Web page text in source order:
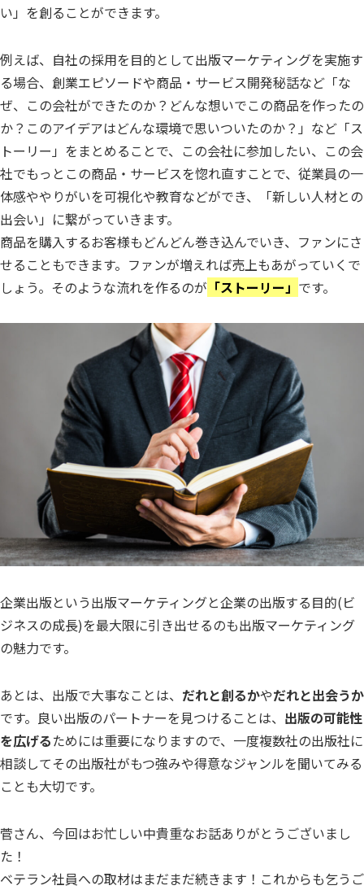
い」を創ることができます。
例えば、自社の採用を目的として出版マーケティングを実施す
る場合、創業エピソードや商品・サービス開発秘話など「な
ぜ、この会社ができたのか？どんな想いでこの商品を作ったの
か？このアイデアはどんな環境で思いついたのか？」など「ス
トーリー」をまとめることで、この会社に参加したい、この会
社でもっとこの商品・サービスを惚れ直すことで、従業員の一
体感ややりがいを可視化や教育などができ、「新しい人材との
出会い」に繋がっていきます。
商品を購入するお客様もどんどん巻き込んでいき、ファンにさ
せることもできます。ファンが増えれば売上もあがっていくで
しょう。そのような流れを作るのが 「ストーリー」 です。
企業出版という出版マーケティングと企業の出版する目的(ビ
ジネスの成長)を最大限に引き出せるのも出版マーケティング
の魅力です。
あとは、出版で大事なことは、 だれと創るかやだれと出会うか
です。良い出版のパートナーを見つけることは、 出版の可能性
を広げるためには重要になりますので、一度複数社の出版社に
相談してその出版社がもつ強みや得意なジャンルを聞いてみる
ことも大切です。
菅さん、今回はお忙しい中貴重なお話ありがとうございまし
た！
ベテラン社員への取材はまだまだ続きます！これからも乞うご